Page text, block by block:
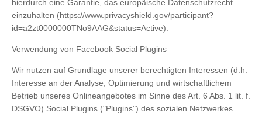
hierdurch eine Garantie, das europäische Datenschutzrecht
einzuhalten (https://www.privacyshield.gov/participant?
id=a2zt0000000TNo9AAG&status=Active).
Verwendung von Facebook Social Plugins
Wir nutzen auf Grundlage unserer berechtigten Interessen (d.h.
Interesse an der Analyse, Optimierung und wirtschaftlichem
Betrieb unseres Onlineangebotes im Sinne des Art. 6 Abs. 1 lit. f.
DSGVO) Social Plugins ("Plugins") des sozialen Netzwerkes